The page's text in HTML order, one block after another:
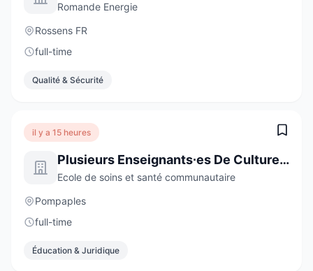
Romande Energie
Rossens FR
full-time
Qualité & Sécurité
il y a 15 heures
Plusieurs Enseignants∙es De Culture Générale De 60 À 100 %
Ecole de soins et santé communautaire
Pompaples
full-time
Éducation & Juridique